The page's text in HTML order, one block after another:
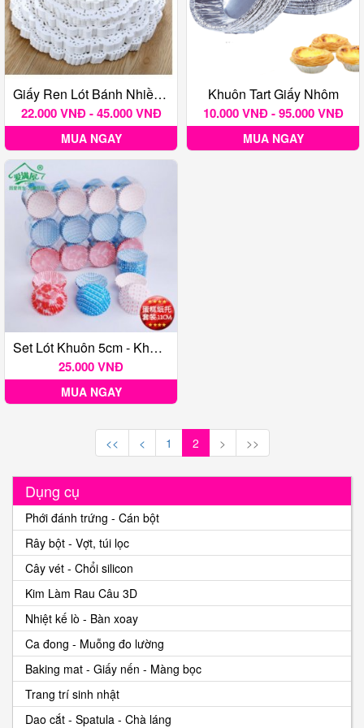
Giấy Ren Lót Bánh Nhiều Kích Thước - 140 Tờ
22.000 VNĐ - 45.000 VNĐ
MUA NGAY
Khuôn Tart Giấy Nhôm
10.000 VNĐ - 95.000 VNĐ
MUA NGAY
Set Lót Khuôn 5cm - Khoảng 100 Miếng Lót Mỏng
25.000 VNĐ
MUA NGAY
<< < 1 2 > >>
Dụng cụ
Phới đánh trứng - Cán bột
Rây bột - Vợt, túi lọc
Cây vét - Chổi silicon
Kim Làm Rau Câu 3D
Nhiệt kế lò - Bàn xoay
Ca đong - Muỗng đo lường
Baking mat - Giấy nến - Màng bọc
Trang trí sinh nhật
Dao cắt - Spatula - Chà láng